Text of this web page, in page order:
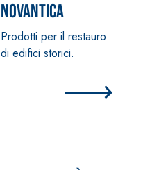
Novantica
Prodotti per il restauro
di edifici storici.